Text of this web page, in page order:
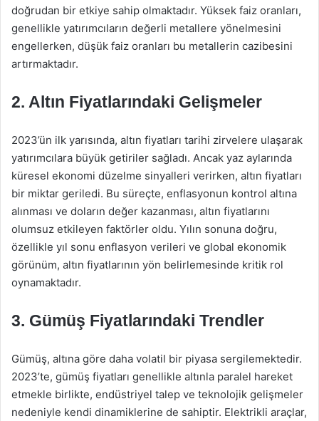
doğrudan bir etkiye sahip olmaktadır. Yüksek faiz oranları,
genellikle yatırımcıların değerli metallere yönelmesini
engellerken, düşük faiz oranları bu metallerin cazibesini
artırmaktadır.
2. Altın Fiyatlarındaki Gelişmeler
2023’ün ilk yarısında, altın fiyatları tarihi zirvelere ulaşarak
yatırımcılara büyük getiriler sağladı. Ancak yaz aylarında
küresel ekonomi düzelme sinyalleri verirken, altın fiyatları
bir miktar geriledi. Bu süreçte, enflasyonun kontrol altına
alınması ve doların değer kazanması, altın fiyatlarını
olumsuz etkileyen faktörler oldu. Yılın sonuna doğru,
özellikle yıl sonu enflasyon verileri ve global ekonomik
görünüm, altın fiyatlarının yön belirlemesinde kritik rol
oynamaktadır.
3. Gümüş Fiyatlarındaki Trendler
Gümüş, altına göre daha volatil bir piyasa sergilemektedir.
2023’te, gümüş fiyatları genellikle altınla paralel hareket
etmekle birlikte, endüstriyel talep ve teknolojik gelişmeler
nedeniyle kendi dinamiklerine de sahiptir. Elektrikli araçlar,